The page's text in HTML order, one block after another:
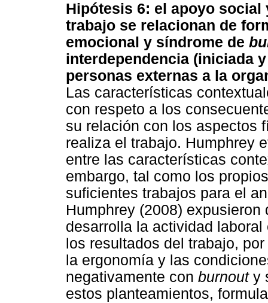
Hipótesis 6: el apoyo
trabajo se relacionan de
emocional y síndrome de
interdependencia (iniciada
personas externas a la
Las características
con respeto a los
su relación con los aspectos
realiza el trabajo. Humphrey
entre las características
embargo, tal como los
suficientes trabajos para el
Humphrey (2008)
desarrolla la actividad
los resultados del trabajo,
la ergonomía y las
negativamente con burnouty
estos planteamientos,